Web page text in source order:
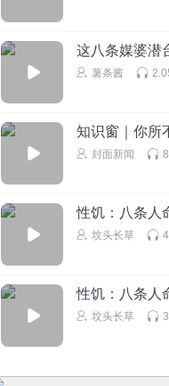
这八条媒婆潜
薯条酱
知识窗｜你所
封面新闻
性饥：八条人
坟头长草
性饥：八条人
坟头长草